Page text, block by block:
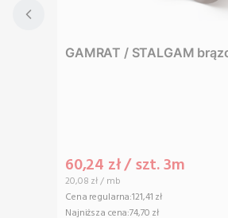
GAMRAT / STALGAM
Cena promocyjna
60,24 zł / szt. 3m
Cena jednostkowa
20,08 zł / mb
Cena regularna:121,41 zł
Najniższa cena:74,70 zł